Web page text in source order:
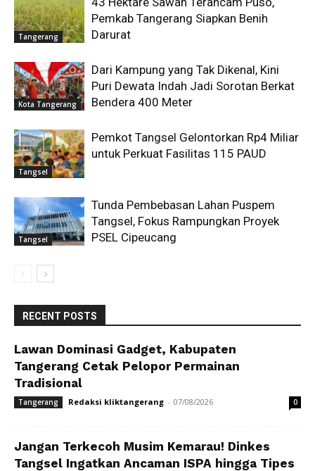
Tangerang
Pemkab Tangerang Siapkan Benih
Darurat
Kota Tangerang
Dari Kampung yang Tak Dikenal, Kini
Puri Dewata Indah Jadi Sorotan Berkat
Bendera 400 Meter
Tangsel
Pemkot Tangsel Gelontorkan Rp4 Miliar
untuk Perkuat Fasilitas 115 PAUD
Tangsel
Tunda Pembebasan Lahan Puspem
Tangsel, Fokus Rampungkan Proyek
PSEL Cipeucang
RECENT POSTS
Lawan Dominasi Gadget, Kabupaten
Tangerang Cetak Pelopor Permainan
Tradisional
Tangerang Redaksi kliktangerang - 07/08/2026 0
Jangan Terkecoh Musim Kemarau! Dinkes
Tangsel Ingatkan Ancaman ISPA hingga Tipes